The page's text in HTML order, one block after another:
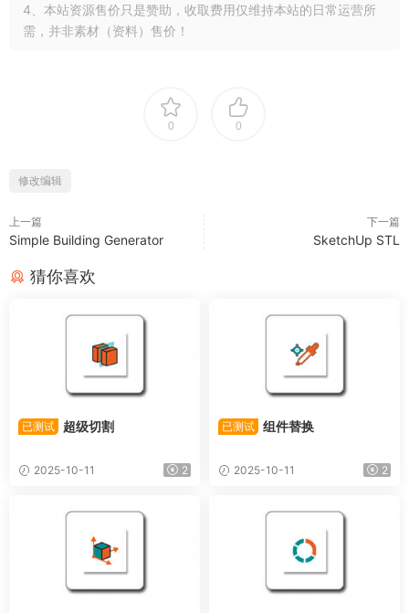
4、本站资源售价只是赞助，收取费用仅维持本站的日常运营所
需，并非素材（资料）售价！
0 0
修改编辑
上一篇
Simple Building Generator
下一篇
SketchUp STL
猜你喜欢
已测试 超级切割
2025-10-11 2
已测试 组件替换
2025-10-11 2